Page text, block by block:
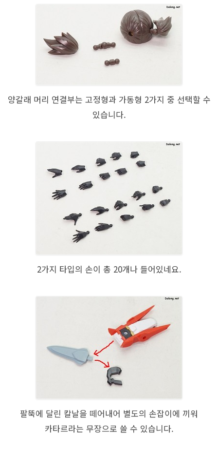
양갈래 머리 연결부는 고정형과 가동형 2가지 중 선택할 수
있습니다.
2가지 타입의 손이 총 20개나 들어있네요.
팔뚝에 달린 칼날을 떼어내어 별도의 손잡이에 끼워
카타르라는 무장으로 쓸 수 있습니다.